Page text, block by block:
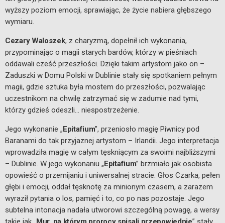
wyższy poziom emocji, sprawiając, że życie nabiera głębszego
wymiaru.
Cezary Waloszek, z charyzmą, dopełnił ich wykonania,
przypominając o magii starych bardów, którzy w pieśniach
oddawali cześć przeszłości. Dzięki takim artystom jako on –
Zaduszki w Domu Polski w Dublinie stały się spotkaniem pełnym
magii, gdzie sztuka była mostem do przeszłości, pozwalając
uczestnikom na chwilę zatrzymać się w zadumie nad tymi,
którzy gdzieś odeszli… niespostrzeżenie.
Jego wykonanie „Epitafium”, przeniosło magię Piwnicy pod
Baranami do tak przyjaznej artystom – Irlandii. Jego interpretacja
wprowadziła magię w całym tęskniącym za swoimi najbliższymi
– Dublinie. W jego wykonaniu „Epitafium” brzmiało jak osobista
opowieść o przemijaniu i uniwersalnej stracie. Głos Czarka, pełen
głębi i emocji, oddał tęsknotę za minionym czasem, a zarazem
wyraził pytania o los, pamięć i to, co po nas pozostaje. Jego
subtelna intonacja nadała utworowi szczególną powagę, a wersy